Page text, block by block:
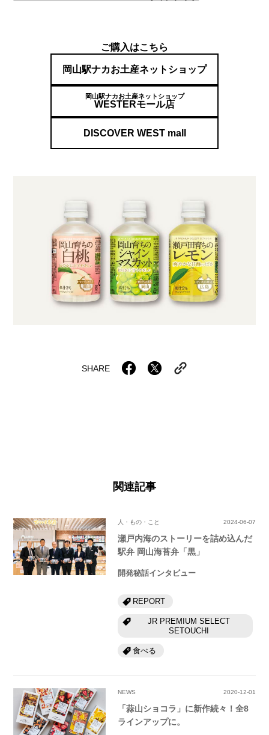
ご購入はこちら
岡山駅ナカお土産ネットショップ
岡山駅ナカお土産ネットショップ
WESTERモール店
DISCOVER WEST mall
SHARE
関連記事
人・もの・こと 2024-06-07
瀬戸内海のストーリーを詰め込んだ
駅弁 岡山海苔弁「黒」
開発秘話インタビュー
REPORT
JR PREMIUM SELECT
SETOUCHI
食べる
NEWS 2020-12-01
「蒜山ショコラ」に新作続々！全8
ラインアップに。